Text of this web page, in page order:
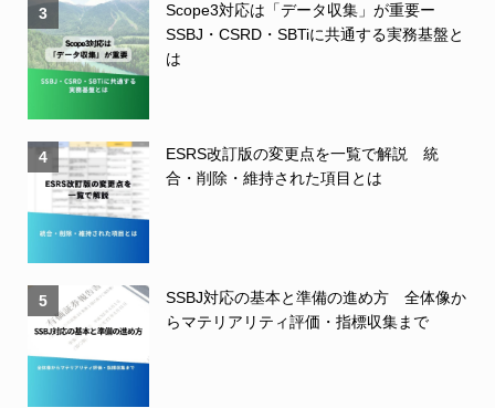
3
Scope3対応は「データ収集」が重要ー
SSBJ・CSRD・SBTiに共通する実務基盤と
は
4
ESRS改訂版の変更点を一覧で解説 統
合・削除・維持された項目とは
5
SSBJ対応の基本と準備の進め方 全体像か
らマテリアリティ評価・指標収集まで